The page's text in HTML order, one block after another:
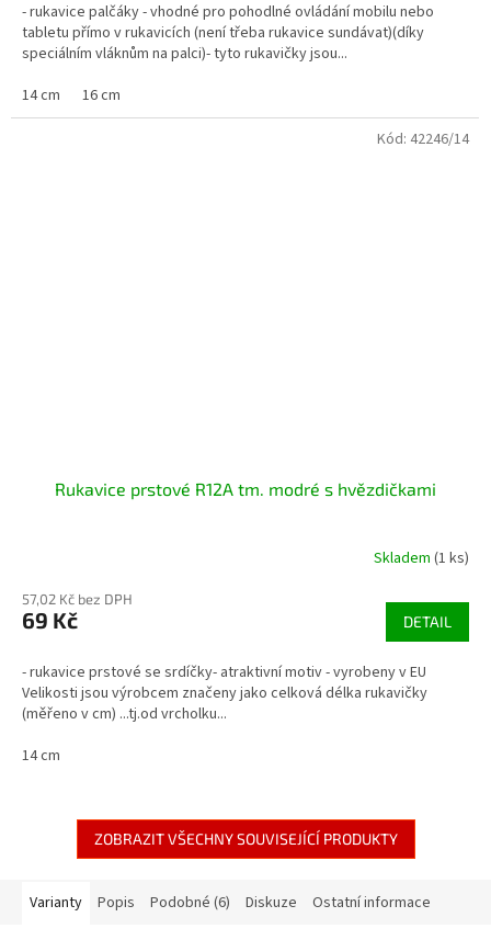
- rukavice palčáky - vhodné pro pohodlné ovládání mobilu nebo
tabletu přímo v rukavicích (není třeba rukavice sundávat)(díky
speciálním vláknům na palci)- tyto rukavičky jsou...
14 cm
16 cm
Rukavice prstové R12A tm. modré s hvězdičkami
Skladem (1 ks)
57,02 Kč bez DPH
69 Kč DETAIL
- rukavice prstové se srdíčky- atraktivní motiv - vyrobeny v EU
Velikosti jsou výrobcem značeny jako celková délka rukavičky
(měřeno v cm) ...tj.od vrcholku...
14 cm
Kód: 42246/14
ZOBRAZIT VŠECHNY SOUVISEJÍCÍ PRODUKTY
Varianty Popis Podobné (6) Diskuze Ostatní informace